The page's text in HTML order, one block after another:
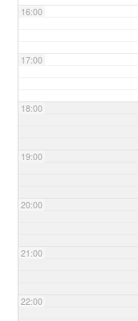
16:00
17:00
18:00
19:00
20:00
21:00
22:00